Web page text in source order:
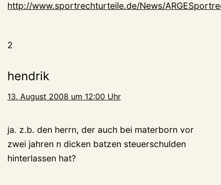
http://www.sportrechturteile.de/News/
2
hendrik
13. August 2008 um 12:00 Uhr
ja. z.b. den herrn, der auch bei materborn vor
zwei jahren n dicken batzen steuerschulden
hinterlassen hat?